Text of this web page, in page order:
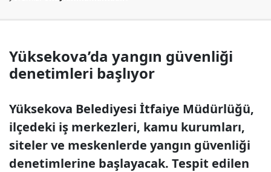
Yüksekova’da yangın güvenliği
denetimleri başlıyor
Yüksekova Belediyesi İtfaiye Müdürlüğü,
ilçedeki iş merkezleri, kamu kurumları,
siteler ve meskenlerde yangın güvenliği
denetimlerine başlayacak. Tespit edilen